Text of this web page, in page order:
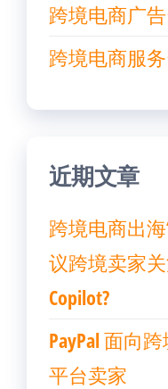
跨境电商广
跨境电商服
近期文章
跨境电商出
议跨境卖家
Copilot?
PayPal 面向
平台卖家